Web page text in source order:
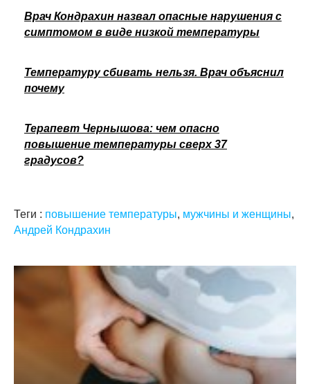
Врач Кондрахин назвал опасные нарушения с
симптомом в виде низкой температуры
Температуру сбивать нельзя. Врач объяснил
почему
Терапевт Чернышова: чем опасно
повышение температуры сверх 37
градусов?
Теги : повышение температуры, мужчины и женщины,
Андрей Кондрахин